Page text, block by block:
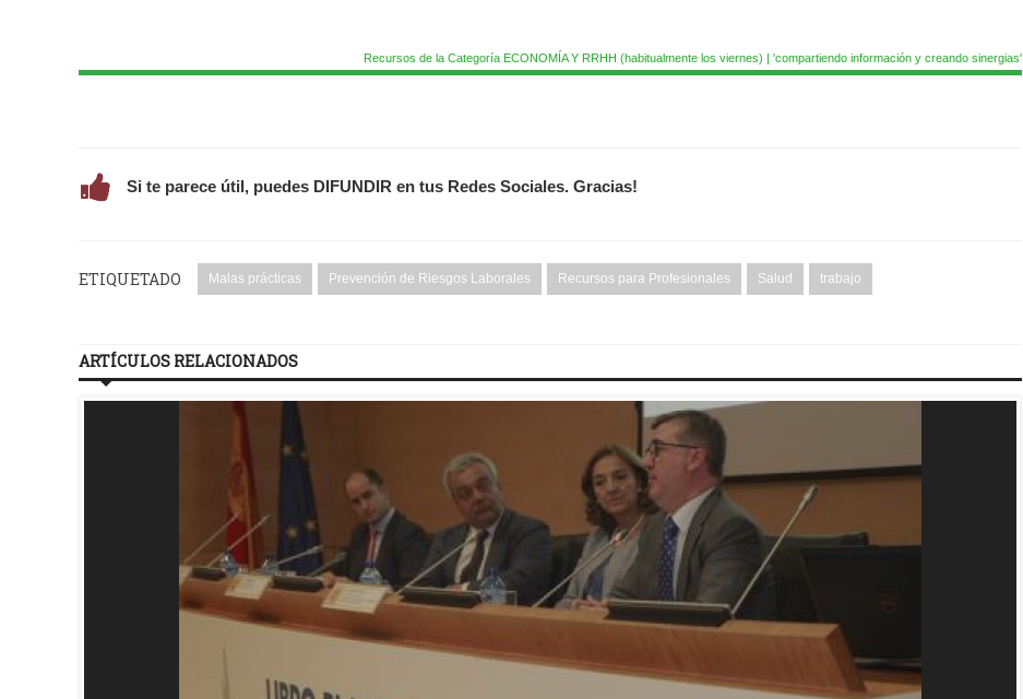
Recursos de la Categoría ECONOMÍA Y RRHH (habitualmente los viernes) | 'compartiendo información y creando sinergias'
Si te parece útil, puedes DIFUNDIR en tus Redes Sociales. Gracias!
ETIQUETADO Malas prácticas Prevención de Riesgos Laborales Recursos para Profesionales Salud trabajo
ARTÍCULOS RELACIONADOS